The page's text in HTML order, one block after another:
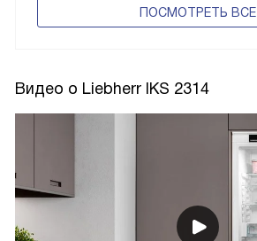
ПОCМОТРЕТЬ ВСЕ
Видео о Liebherr IKS 2314